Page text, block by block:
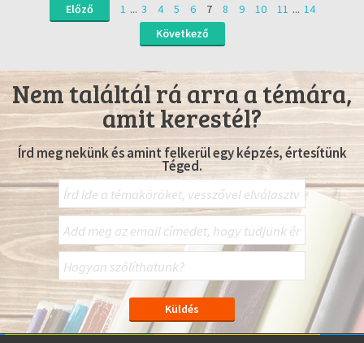
Előző 1 ... 3 4 5 6 7 8 9 10 11 ... 14
Következő
Nem találtál rá arra a témára,
amit kerestél?
Írd meg nekünk és amint felkerül egy képzés, értesítünk
Téged.